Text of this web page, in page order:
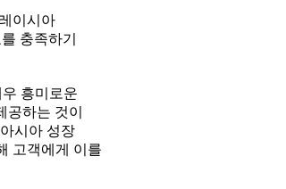
이시아
충족하기
흥미로운
공하는 것이
시아 성장
고객에게 이를